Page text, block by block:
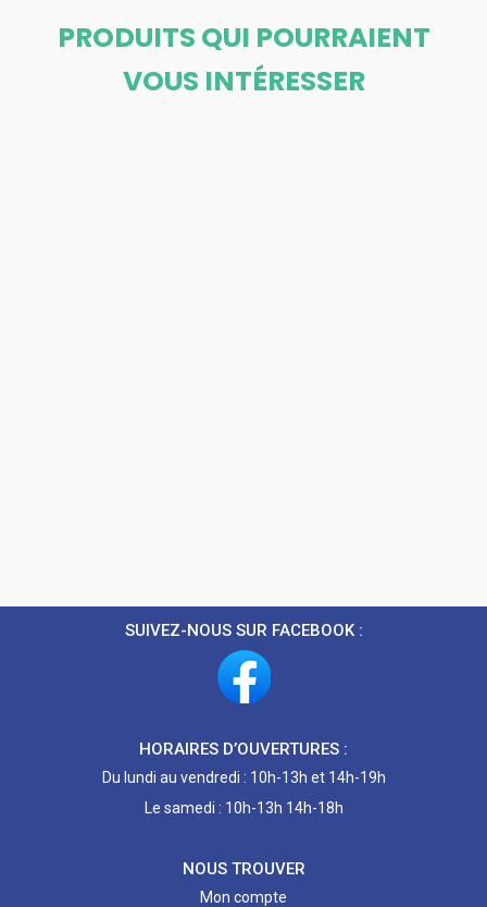
PRODUITS QUI POURRAIENT
VOUS INTÉRESSER
SUIVEZ-NOUS SUR FACEBOOK :
HORAIRES D’OUVERTURES :
Du lundi au vendredi : 10h-13h et 14h-19h
Le samedi : 10h-13h 14h-18h
NOUS TROUVER
Mon compte